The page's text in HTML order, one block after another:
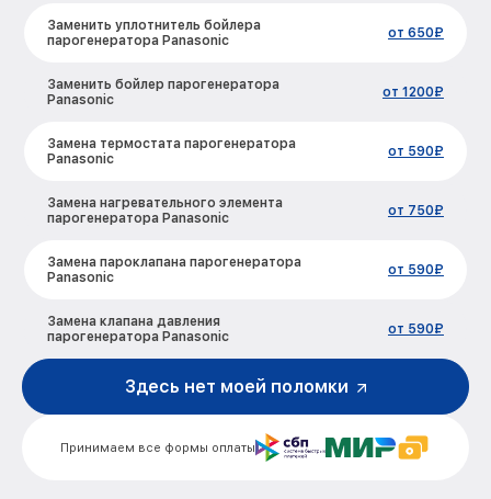
Заменить уплотнитель бойлера
парогенератора Panasonic
от 650₽
Заменить бойлер парогенератора
Panasonic
от 1200₽
Замена термостата парогенератора
Panasonic
от 590₽
Замена нагревательного элемента
парогенератора Panasonic
от 750₽
Замена пароклапана парогенератора
Panasonic
от 590₽
Замена клапана давления
парогенератора Panasonic
от 590₽
Чистка системы генерации пара
парогенератора Panasonic
Профилактическая чистка
парогенератора Panasonic
от 550₽
Принимаем все формы оплаты
Здесь нет моей поломки